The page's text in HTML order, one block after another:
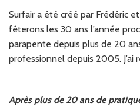
Surfair a été créé par Frédéric
fêterons les 30 ans l’année
parapente depuis plus de 20
professionnel depuis 2005. J’ai
Après plus de 20 ans de